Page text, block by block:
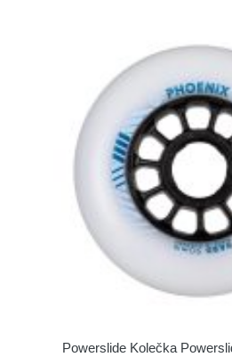
Powerslide Kolečka